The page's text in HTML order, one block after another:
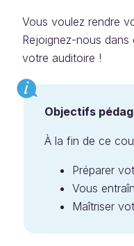
Vous voulez rendre
Rejoignez-nous
votre auditoire !
Objectifs
À la fin de ce
Préparer
Vous
Maîtriser